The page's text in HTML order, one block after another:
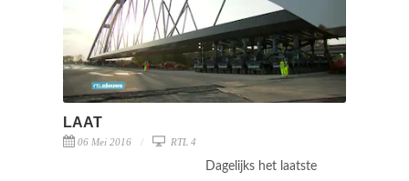
LAAT
06 Mei 2016 RTL 4
Dagelijks het laatste